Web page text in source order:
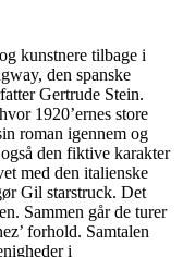
kunstnere tilbage i
den spanske
Gertrude Stein.
1920’ernes store
roman igennem og
den fiktive karakter
med den italienske
Gil starstruck. Det
Sammen går de turer
forhold. Samtalen
i